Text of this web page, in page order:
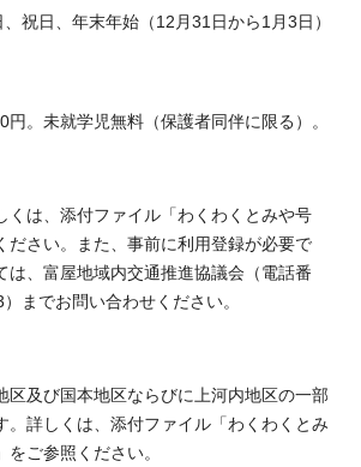
祝日、年末年始（12月31日から1月3日）
。未就学児無料（保護者同伴に限る）。
くは、添付ファイル「わくわくとみや号
ださい。また、事前に利用登録が必要で
は、富屋地域内交通推進協議会（電話番
までお問い合わせください。
区及び国本地区ならびに上河内地区の一部
。詳しくは、添付ファイル「わくわくとみ
ご参照ください。